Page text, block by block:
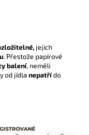
jejich
. Přestože papírové
balení, neměli
od jídla nepatřído